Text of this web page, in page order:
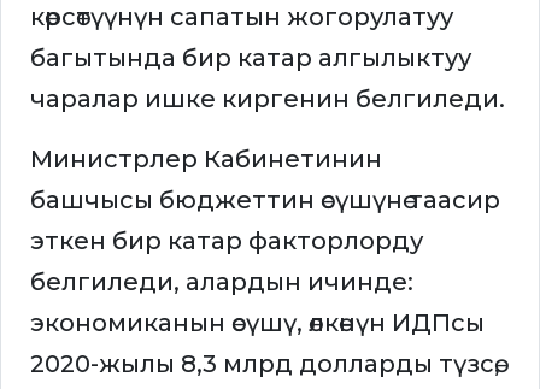
көрсөтүүнүн сапатын жогорулатуу
багытында бир катар алгылыктуу
чаралар ишке киргенин белгиледи.
Министрлер Кабинетинин
башчысы бюджеттин өсүшүнө таасир
эткен бир катар факторлорду
белгиледи, алардын ичинде:
экономиканын өсүшү, өлкөнүн ИДПсы
2020-жылы 8,3 млрд долларды түзсө,